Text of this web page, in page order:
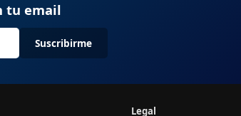
tu email
Suscribirme
Legal